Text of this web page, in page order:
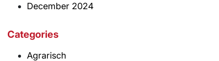
December 2024
Categories
Agrarisch